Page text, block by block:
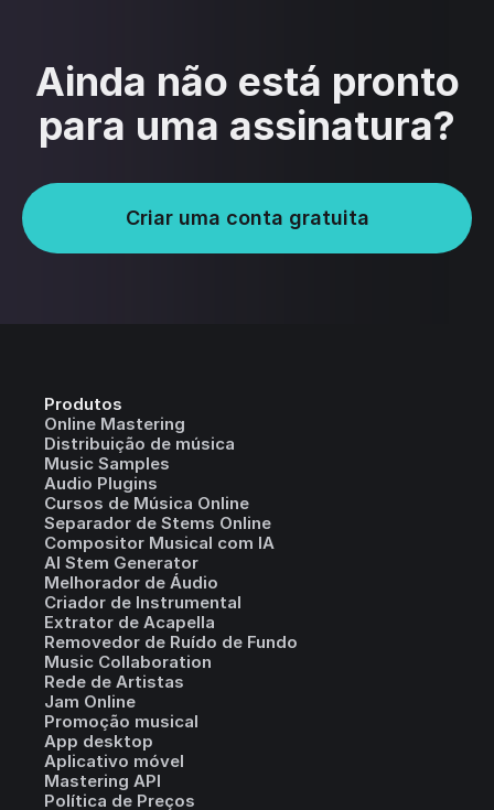
Ainda não está pronto
para uma assinatura?
Criar uma conta gratuita
Produtos
Online Mastering
Distribuição de música
Music Samples
Audio Plugins
Cursos de Música Online
Separador de Stems Online
Compositor Musical com IA
AI Stem Generator
Melhorador de Áudio
Criador de Instrumental
Extrator de Acapella
Removedor de Ruído de Fundo
Music Collaboration
Rede de Artistas
Jam Online
Promoção musical
App desktop
Aplicativo móvel
Mastering API
Política de Preços